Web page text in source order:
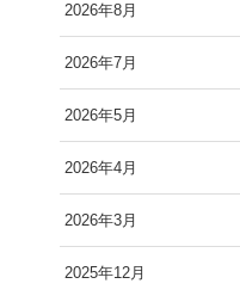
2026年8月
2026年7月
2026年5月
2026年4月
2026年3月
2025年12月